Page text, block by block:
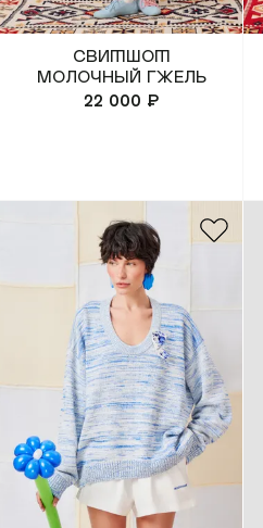
Свитшот
молочный Гжель
22 000 ₽
Обмен и возврат
Состав и уход
​MONOCHROME™
(REUNION)
Подарочная карта
онлайн
КУПИТЬ КАРТУ
ПРОВЕРИТЬ БАЛАНС